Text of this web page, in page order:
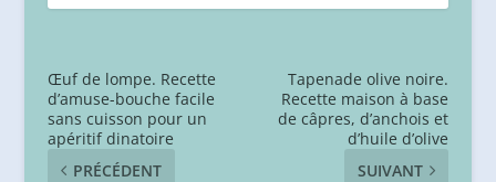
Œuf de lompe. Recette
d’amuse-bouche facile
sans cuisson pour un
apéritif dinatoire
PRÉCÉDENT
Tapenade olive noire.
Recette maison à base
de câpres, d’anchois et
d’huile d’olive
SUIVANT